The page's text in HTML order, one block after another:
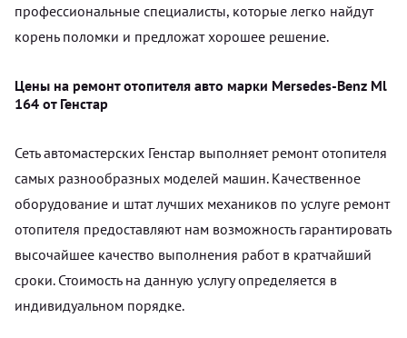
профессиональные специалисты, которые легко найдут
корень поломки и предложат хорошее решение.
Цены на ремонт отопителя авто марки Mersedes-Benz Ml
164 от Генстар
Сеть автомастерских Генстар выполняет ремонт отопителя
самых разнообразных моделей машин. Качественное
оборудование и штат лучших механиков по услуге ремонт
отопителя предоставляют нам возможность гарантировать
высочайшее качество выполнения работ в кратчайший
сроки. Стоимость на данную услугу определяется в
индивидуальном порядке.